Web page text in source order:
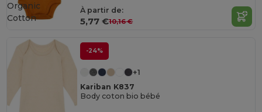
À partir de:
5,77 €10,16 €
Organic
Cotton
-24%
+1
Kariban K837
Body coton bio bébé